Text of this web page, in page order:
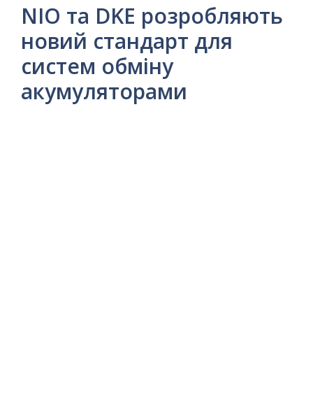
NIO та DKE розробляють
новий стандарт для
систем обміну
акумуляторами